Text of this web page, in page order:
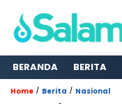
BERANDA BERITA
Home / Berita / Nasional